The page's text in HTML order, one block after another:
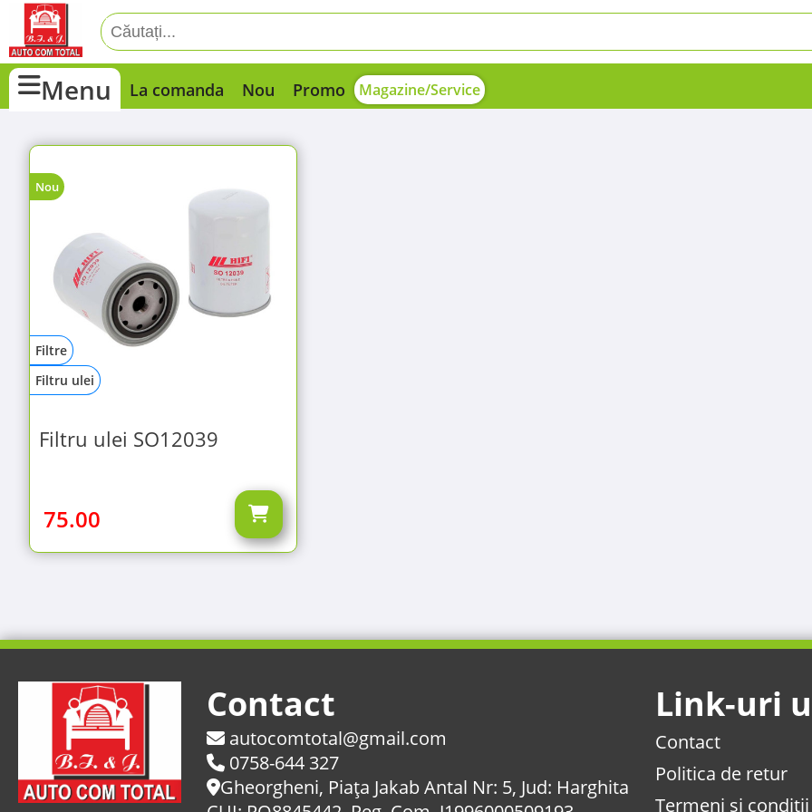
Menu La comanda Nou Promo Magazine/Service
Nou
Filtre
Filtru ulei
Filtru ulei SO12039
75.00
Contact
autocomtotal@gmail.com
0758-644 327
Gheorgheni, Piaţa Jakab Antal Nr: 5, Jud: Harghita
Link-uri
Contact
Politica de retur
Termeni si conditii